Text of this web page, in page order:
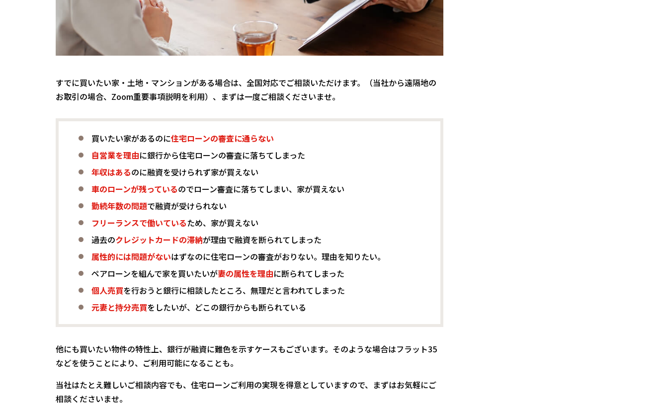
すでに買いたい家・土地・マンションがある場合は、全国対応でご相談いただけます。（当社から遠隔地の
お取引の場合、Zoom重要事項説明を利用）、まずは一度ご相談くださいませ。
買いたい家があるのに住宅ローンの審査に通らない
自営業を理由に銀行から住宅ローンの審査に落ちてしまった
年収はあるのに融資を受けられず家が買えない
車のローンが残っているのでローン審査に落ちてしまい、家が買えない
勤続年数の問題で融資が受けられない
フリーランスで働いているため、家が買えない
過去のクレジットカードの滞納が理由で融資を断られてしまった
属性的には問題がないはずなのに住宅ローンの審査がおりない。理由を知りたい。
ペアローンを組んで家を買いたいが妻の属性を理由に断られてしまった
個人売買を行おうと銀行に相談したところ、無理だと言われてしまった
元妻と持分売買をしたいが、どこの銀行からも断られている
他にも買いたい物件の特性上、銀行が融資に難色を示すケースもございます。そのような場合はフラット35
などを使うことにより、ご利用可能になることも。
当社はたとえ難しいご相談内容でも、住宅ローンご利用の実現を得意としていますので、まずはお気軽にご
相談くださいませ。